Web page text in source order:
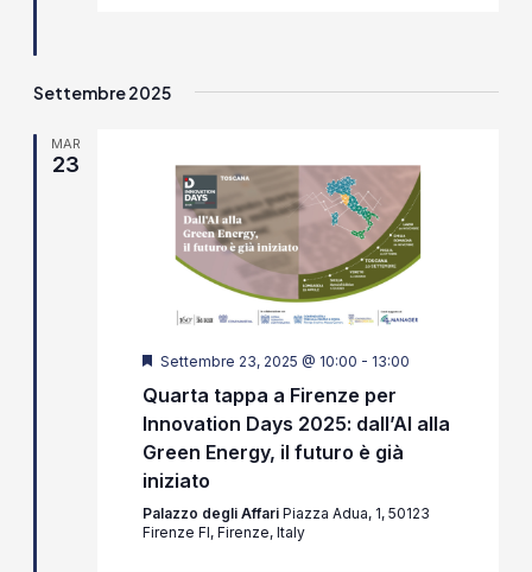
Settembre 2025
MAR
23
Segnalati
Settembre 23, 2025 @ 10:00 - 13:00
Quarta tappa a Firenze per
Innovation Days 2025: dall’AI alla
Green Energy, il futuro è già
iniziato
Palazzo degli Affari Piazza Adua, 1, 50123
Firenze FI, Firenze, Italy